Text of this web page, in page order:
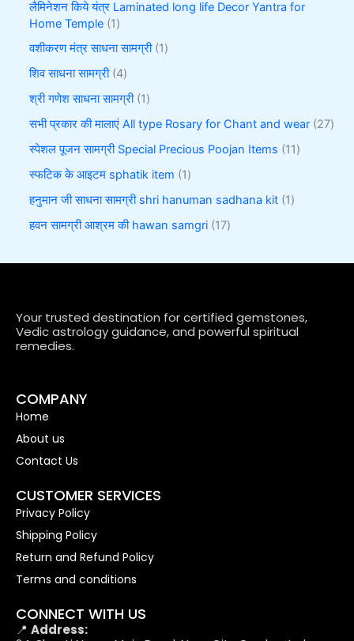
लैमिनेशन किये यंत्र Laminated long life Decor Yantra for
Home Temple 1
वशीकरण मंत्र साधना सामग्री 1
शिव साधना सामग्री 4
श्री गणेश साधना सामग्री 1
सभी प्रकार की मालाएं All type Rosary for Chant and wear 27
स्पेशल पूजन सामग्री Special Precious Poojan Items 11
स्फटिक के आइटम sphatik item 1
हनुमान जी साधना सामग्री shri hanuman sadhana kit 1
हवन सामग्री आश्रम की hawan samgri 17
Your trusted destination for certified gemstones,
Vedic astrology guidance, and powerful spiritual
remedies.
COMPANY
Home
About us
Contact Us
CUSTOMER SERVICES
Privacy Policy
Shipping Policy
Return and Refund Policy
Terms and conditions
CONNECT WITH US
📍 Address: